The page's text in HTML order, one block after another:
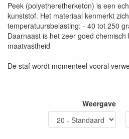
Peek (polyetheretherketon) is een
kunststof. Het materiaal kenmerkt
temperatuursbelasting: - 40 tot 250
Daarnaast is het zeer goed
maatvastheid
De staf wordt momenteel vooral
Weergave